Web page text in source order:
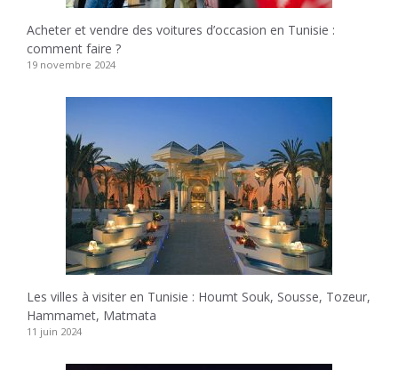
Acheter et vendre des voitures d’occasion en Tunisie :
comment faire ?
19 novembre 2024
Les villes à visiter en Tunisie : Houmt Souk, Sousse, Tozeur,
Hammamet, Matmata
11 juin 2024